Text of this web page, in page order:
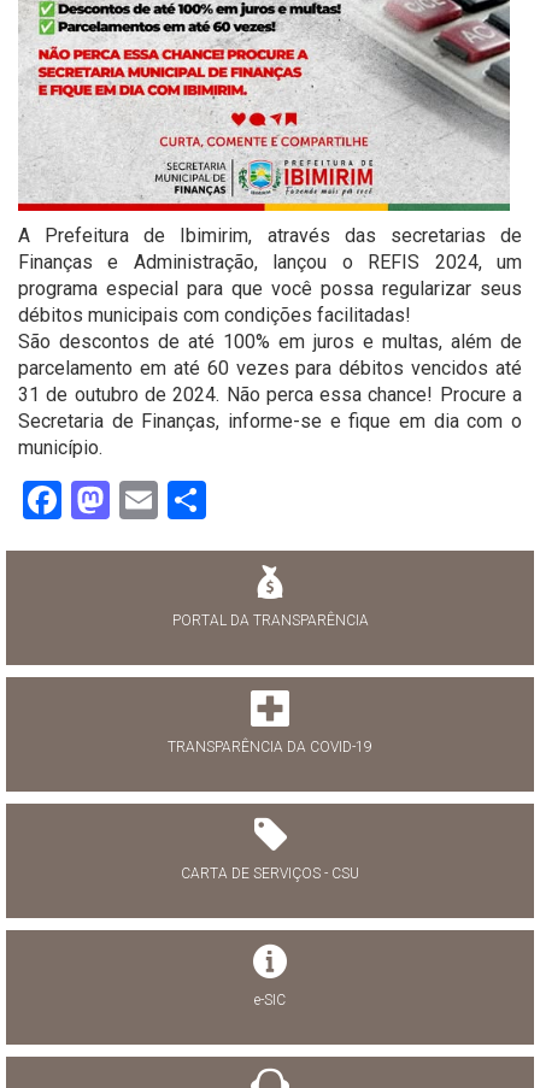
A Prefeitura de Ibimirim, através das secretarias de
Finanças e Administração, lançou o REFIS 2024, um
programa especial para que você possa regularizar seus
débitos municipais com condições facilitadas!
São descontos de até 100% em juros e multas, além de
parcelamento em até 60 vezes para débitos vencidos até
31 de outubro de 2024. Não perca essa chance! Procure a
Secretaria de Finanças, informe-se e fique em dia com o
município.
Facebook
Mastodon
Email
PORTAL DA TRANSPARÊNCIA
TRANSPARÊNCIA DA COVID-19
CARTA DE SERVIÇOS - CSU
e-SIC